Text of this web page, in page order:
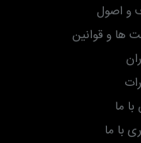
و اصول
ها و قوانین
ما
با ما